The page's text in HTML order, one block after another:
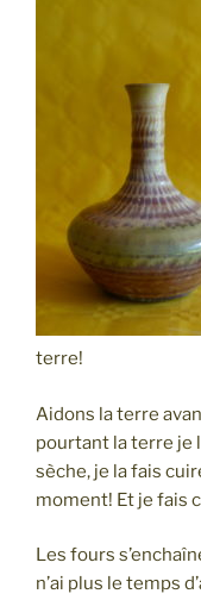
terre!
Aidons la terre
pourtant la terre je
sèche, je la fais
moment! Et je fais
Les fours
n’ai plus le temps